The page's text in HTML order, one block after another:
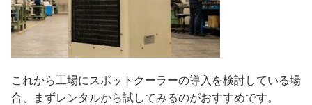
これから工場にスポットクーラーの導入を検討している場
合、まずレンタルから試してみるのがおすすめです。